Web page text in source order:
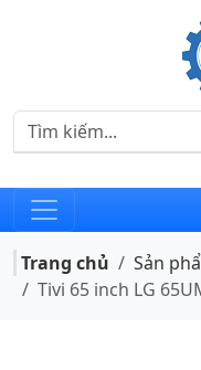
Trang chủ
Sản
Tivi 65 inch LG